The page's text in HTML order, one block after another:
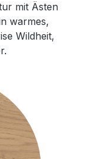
mit Ästen
warmes,
Wildheit,